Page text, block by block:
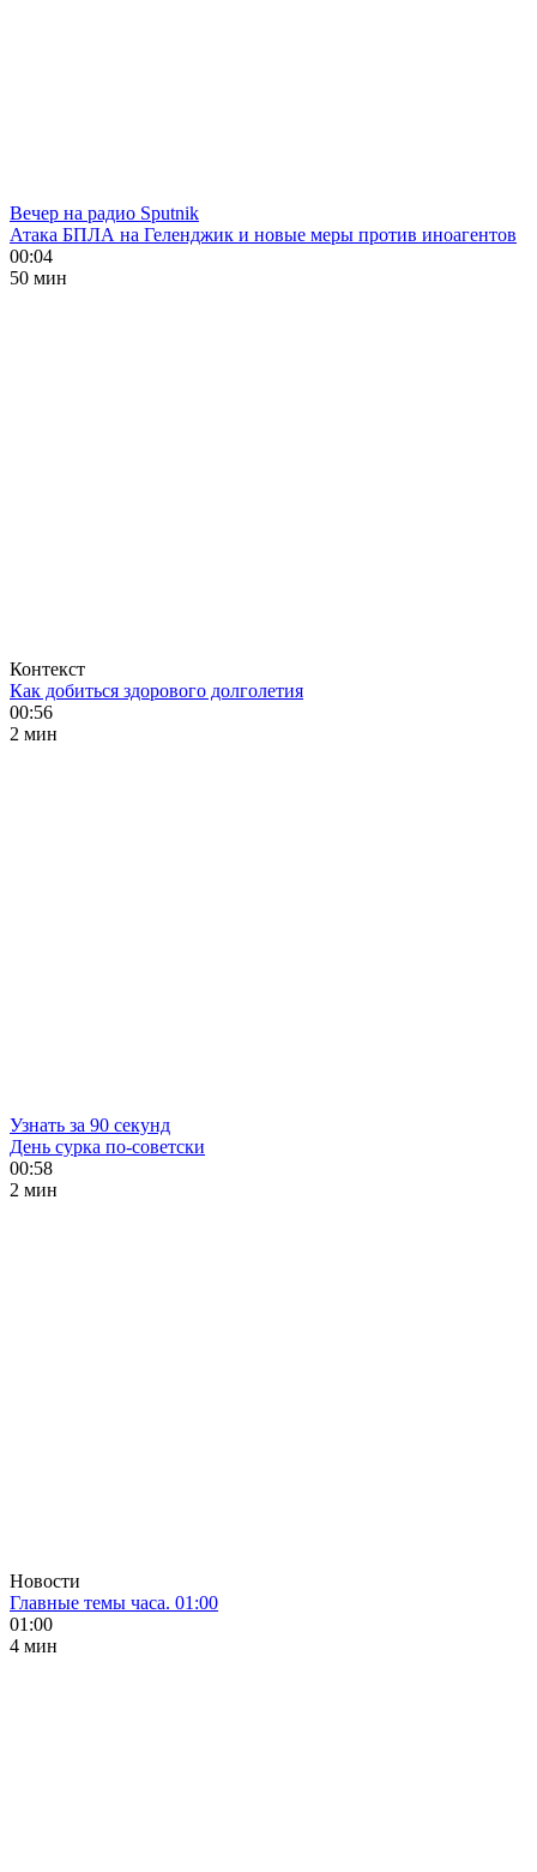
Вечер на радио Sputnik
Атака БПЛА на Геленджик и новые меры против иноагентов
00:04
50 мин
Контекст
Как добиться здорового долголетия
00:56
2 мин
Узнать за 90 секунд
День сурка по-советски
00:58
2 мин
Новости
Главные темы часа. 01:00
01:00
4 мин